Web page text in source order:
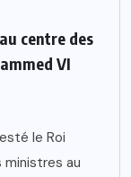
centre des
VI
le Roi
ministres au